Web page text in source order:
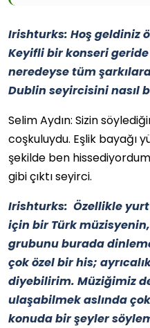
Irishturks: Hoş geldiniz
Keyifli bir konseri geride
neredeyse tüm
Dublin seyircisini nasıl
Selim Aydın: Sizin
coşkuluydu. Eşlik bayağı
şekilde ben
gibi çıktı seyirci.
Irishturks: Özellikle yurt
için bir Türk
grubunu burada
çok özel bir his;
diyebilirim. Müziğimiz
ulaşabilmek aslında
konuda bir şeyler